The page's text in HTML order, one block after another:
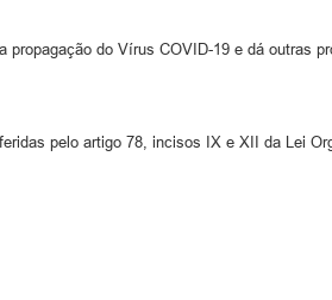
propagação do Vírus COVID-19 e dá outras
pelo artigo 78, incisos IX e XII da Lei